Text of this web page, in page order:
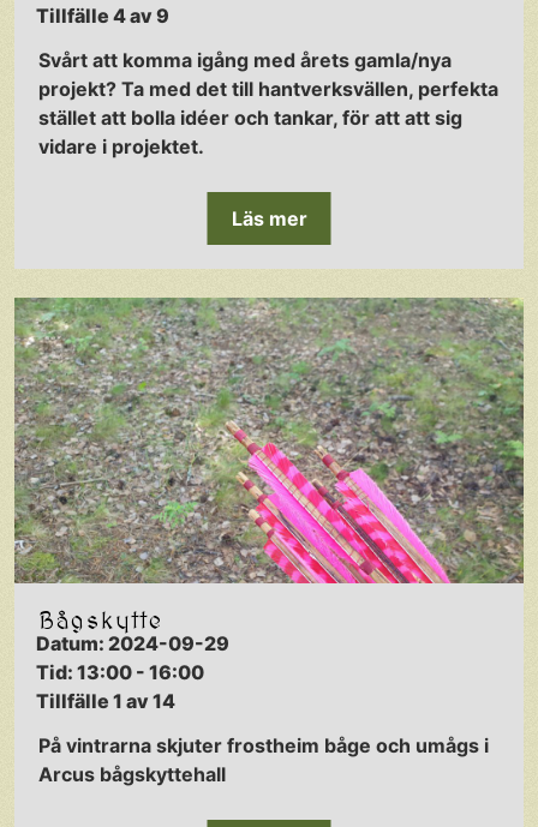
Tillfälle 4 av 9
Svårt att komma igång med årets gamla/nya
projekt? Ta med det till hantverksvällen, perfekta
stället att bolla idéer och tankar, för att att sig
vidare i projektet.
Läs mer
Bågskytte
Datum: 2024-09-29
Tid: 13:00 - 16:00
Tillfälle 1 av 14
På vintrarna skjuter frostheim båge och umågs i
Arcus bågskyttehall